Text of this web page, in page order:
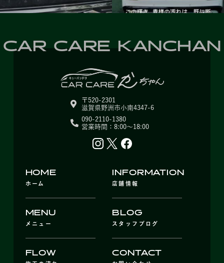
CAR CARE KANCHAN
〒520-2301
滋賀県野洲市小南4347-6
090-2110-1380
営業時間：8:00～18:00
HOME
ホーム
MENU
メニュー
FLOW
INFORMATION
店舗情報
BLOG
スタッフブログ
CONTACT